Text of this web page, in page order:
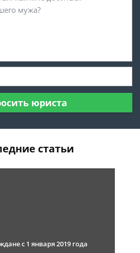
юриста
статьи
с 1 января 2019 года